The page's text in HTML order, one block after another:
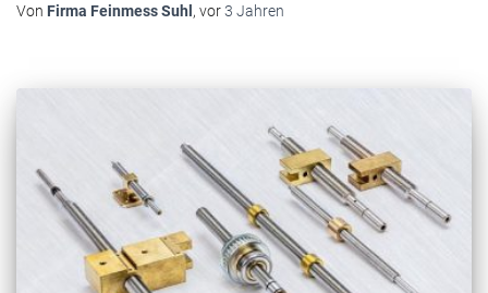
Von Firma Feinmess Suhl, vor3 Jahren